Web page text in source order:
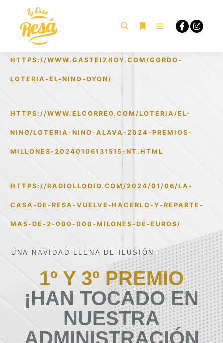
-UNA NAVIDAD LLENA DE ILUSIÓN-
1º Y 3º PREMIO
¡HAN TOCADO EN
NUESTRA
ADMINISTRACIÓN
¡ESTAMOS EN TODOS LOS MEDIOS!
HTTPS://WWW.GASTEIZHOY.COM/GORDO-
LOTERIA-EL-NINO-OYON/
HTTPS://WWW.ELCORREO.COM/LOTERIA/EL-
NINO/LOTERIA-NINO-ALAVA-2024-PREMIOS-
MILLONES-20240106131515-NT.HTML
HTTPS://RADIOLLODIO.COM/2024/01/06/LA-
CASA-DE-RESA-VUELVE-HACERLO-Y-REPARTE-
MAS-DE-2-000-000-MILONES-DE-EUROS/